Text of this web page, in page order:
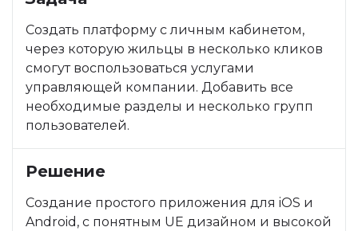
Создать платформу с личным кабинетом,
через которую жильцы в несколько кликов
смогут воспользоваться услугами
управляющей компании. Добавить все
необходимые разделы и несколько групп
пользователей.
Решение
Создание простого приложения для iOS и
Android, с понятным UE дизайном и высокой